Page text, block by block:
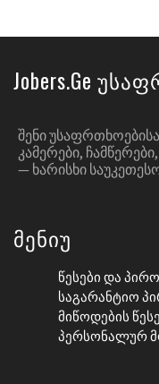
Jobers.ge
ᲨᲔᲜᲘ
ᲙᲐᲛᲔᲠᲔᲑᲘ,
— ᲮᲐᲠᲘᲡᲮᲘ
Მენიუ
Წესები Და
Საგარანტიო
Მიწოდების
Პერსონალურ